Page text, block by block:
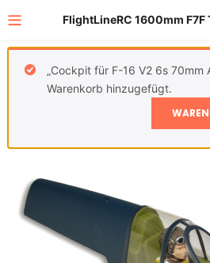
FlightLineRC 1600mm
„Cockpit für F-16 V2 6s 70mm
Warenkorb hinzugefügt.